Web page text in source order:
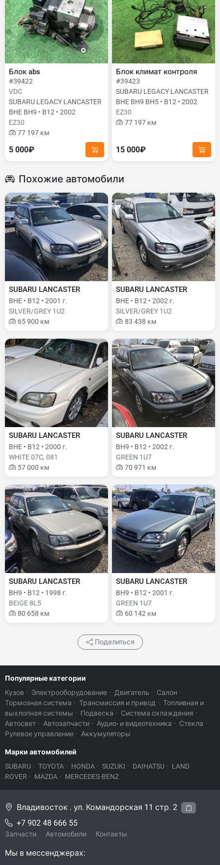
Блок abs
#39422
VDC
SUBARU LEGACY LANCASTER
BHE BH9 • B12 • 2002
EZ30
77 197 км
5 000₽
Блок климат контроля
#39423
SUBARU LEGACY LANCASTER
BHE BH9 BH5 • B12 • 2002
EZ30
77 197 км
15 000₽
Похожие автомобили
SUBARU LANCASTER
BHE • B12 • 2001 г.
SILVER/GREY 1U2
65 900 км
SUBARU LANCASTER
BHE • B12 • 2002 г.
SILVER/GREY 1U2
83 438 км
SUBARU LANCASTER
BHE • B12 • 2000 г.
WHITE 07C, 081
57 000 км
SUBARU LANCASTER
BH9 • B12 • 2002 г.
GREEN 1U7
70 971 км
SUBARU LANCASTER
BH9 • B12 • 1998 г.
BEIGE 8L5
80 658 км
SUBARU LANCASTER
BH9 • B12 • 2001 г.
GREEN 1U7
60 142 км
Поделиться
Популярные категории
Кузов · Электрооборудование · Двигатель · Салон ·
Тормозная система · Трансмиссия и привод · Топливная и
выхлопная системы · Подвеска · Система охлаждения ·
Автосвет · Автозапчасти · Аудио- и видеотехника · Стекла ·
Рулевое управление · Аккумуляторы
Марки автомобилей
SUBARU · TOYOTA · HONDA · SUZUKI · DAIHATSU · LAND
ROVER · MAZDA · MERCEDES-BENZ
Владивосток . ул. Командорская 11 стр. 2
+7 902 48 666 55
Запчасти Автомобили Контакты
Мы в мессенджерах: